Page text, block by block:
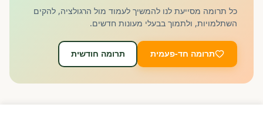
כל תרומה מסייעת לנו להמשיך לעמוד מול הרגולציה, להקים
השתלמויות, ולתמוך בבעלי מעונות חדשים.
תרומה חד-פעמית תרומה חודשית